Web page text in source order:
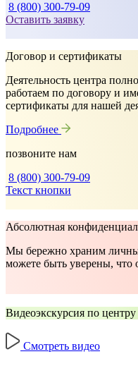
8 (800) 300-79-09
Оставить заявку
Договор и сертификаты
Деятельность центра
работаем по договору и
сертификаты для нашей
Подробнее
позвоните нам
8 (800) 300-79-09
Текст кнопки
Абсолютная
Мы бережно храним
можете быть уверены, что
Видеоэкскурсия по
Смотреть видео